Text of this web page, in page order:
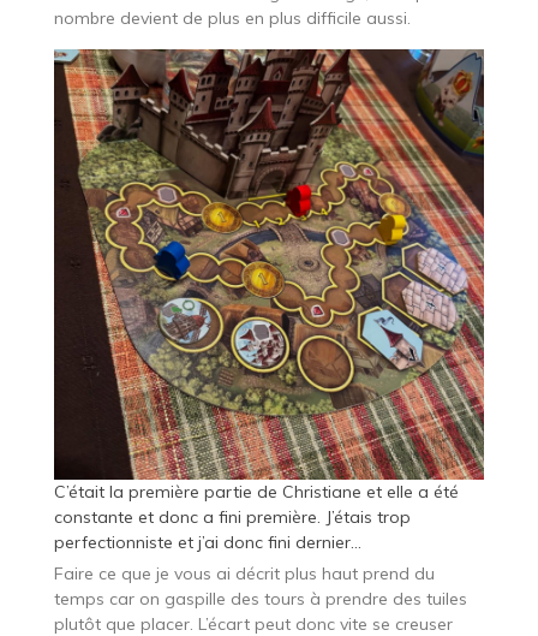
nombre devient de plus en plus difficile aussi.
C’était la première partie de Christiane et elle a été
constante et donc a fini première. J’étais trop
perfectionniste et j’ai donc fini dernier…
Faire ce que je vous ai décrit plus haut prend du
temps car on gaspille des tours à prendre des tuiles
plutôt que placer. L’écart peut donc vite se creuser